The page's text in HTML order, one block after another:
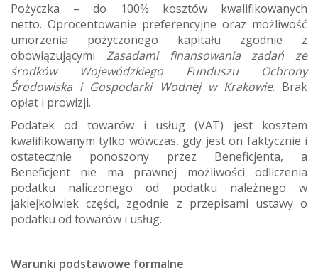
Pożyczka – do 100% kosztów kwalifikowanych
netto. Oprocentowanie preferencyjne oraz możliwość
umorzenia pożyczonego kapitału zgodnie z
obowiązującymi Zasadami finansowania zadań ze
środków Wojewódzkiego Funduszu Ochrony
Środowiska i Gospodarki Wodnej w Krakowie. Brak
opłat i prowizji.
Podatek od towarów i usług (VAT) jest kosztem
kwalifikowanym tylko wówczas, gdy jest on faktycznie i
ostatecznie ponoszony przez Beneficjenta, a
Beneficjent nie ma prawnej możliwości odliczenia
podatku naliczonego od podatku należnego w
jakiejkolwiek części, zgodnie z przepisami ustawy o
podatku od towarów i usług.
Warunki podstawowe formalne